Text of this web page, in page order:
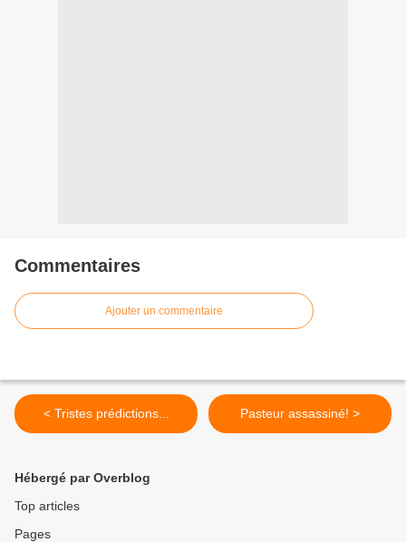
Commentaires
Ajouter un commentaire
< Tristes prédictions... Pasteur assassiné! >
Hébergé par Overblog
Top articles
Pages